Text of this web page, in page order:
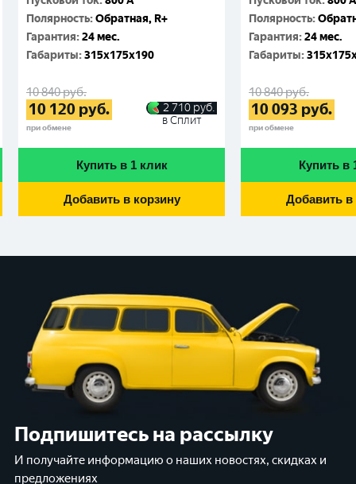
Полярность:Обратная, R+
Гарантия:24 мес.
Габариты:315x175x190
10 840руб.
10 120 руб.
при обмене
2 710 руб.
в Сплит
Купить в 1 клик
Добавить в корзину
Полярность:
Гарантия:24 мес.
Габариты:
10 840руб.
10 093 руб.
при обмене
Купить в
Добавить в
Подпишитесь на рассылку
И получайте информацию о наших новостях, скидках и
предложениях